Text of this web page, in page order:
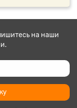
на наши